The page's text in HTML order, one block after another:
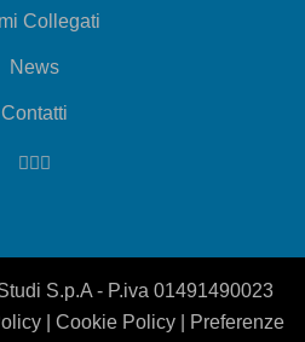
Collegati
News
Contatti
S.p.A - P.iva 01491490023
| Cookie Policy| Preferenze